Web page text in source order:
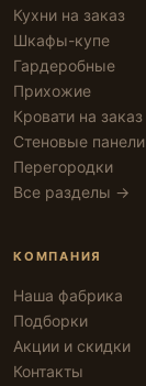
Кухни на заказ
Шкафы-купе
Гардеробные
Прихожие
Кровати на заказ
Стеновые панели
Перегородки
Все разделы →
КОМПАНИЯ
Наша фабрика
Подборки
Акции и скидки
Контакты